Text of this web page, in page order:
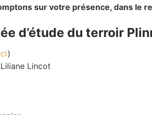
sur votre présence, dans le
d’étude du terroir
)
Lincot